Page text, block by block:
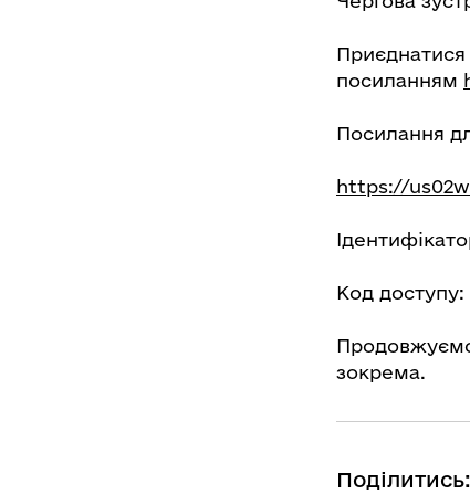
посиланням
Посилання
https://
Код доступу:
зокрема.
Поділитись: